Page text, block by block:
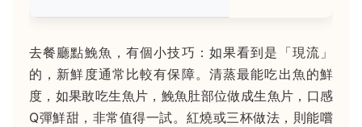
去餐廳點鮸魚，有個小技巧：如果看到是「現流」
的，新鮮度通常比較有保障。清蒸最能吃出魚的鮮
度，如果敢吃生魚片，鮸魚肚部位做成生魚片，口感
Q彈鮮甜，非常值得一試。紅燒或三杯做法，則能嚐